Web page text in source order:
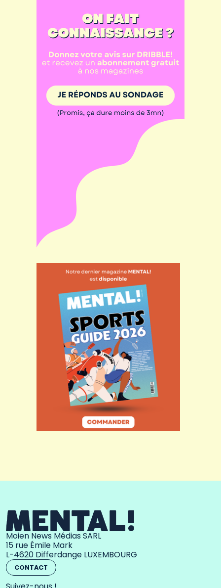
Moien News Médias SARL
15 rue Émile Mark
L-4620 Differdange LUXEMBOURG
CONTACT